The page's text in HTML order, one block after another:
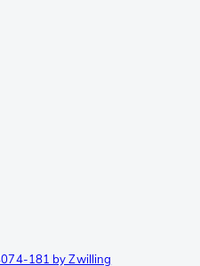
181 by Zwilling